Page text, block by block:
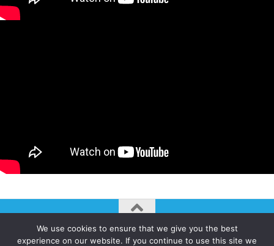
AUTOGIRO/el giro del arte actual © JAVIER MARTINEZ 2026. All
We use cookies to ensure that we give you the best
experience on our website. If you continue to use this site we